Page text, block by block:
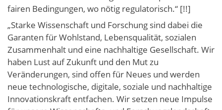
fairen Bedingungen, wo nötig regulatorisch.“ [!!]
„Starke Wissenschaft und Forschung sind dabei die
Garanten für Wohlstand, Lebensqualität, sozialen
Zusammenhalt und eine nachhaltige Gesellschaft. Wir
haben Lust auf Zukunft und den Mut zu
Veränderungen, sind offen für Neues und werden
neue technologische, digitale, soziale und nachhaltige
Innovationskraft entfachen. Wir setzen neue Impulse